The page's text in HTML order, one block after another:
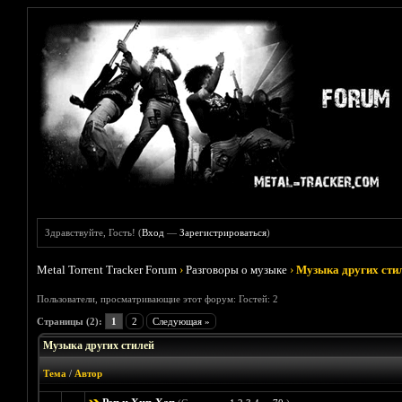
Здравствуйте, Гость! (Вход —Зарегистрироваться)
Metal Torrent Tracker Forum ›Разговоры о музыке ›Музыка других
Пользователи, просматривающие этот форум: Гостей: 2
Страницы (2): 1 2 Следующая »
Музыка других стилей
Тема / Автор